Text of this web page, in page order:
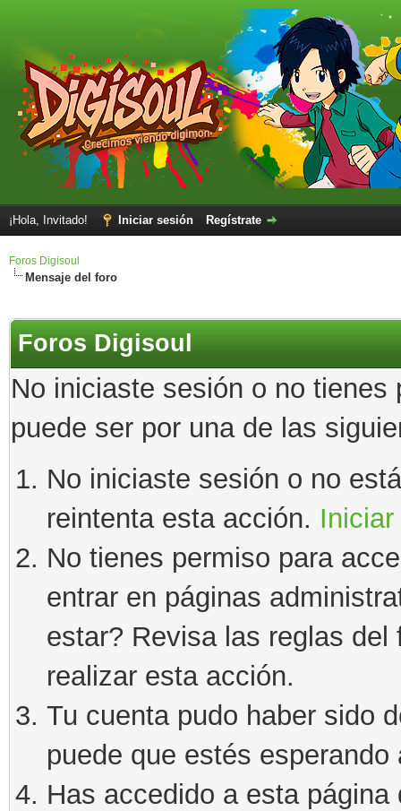
¡Hola, Invitado! Iniciar sesión Regístrate
Foros Digisoul
Mensaje del foro
Foros Digisoul
No iniciaste sesión o no
puede ser por una de las
No iniciaste sesión o no
reintenta esta acción.
No tienes permiso para
entrar en páginas
estar? Revisa las reglas
realizar esta acción.
Tu cuenta pudo haber sido
puede que estés esperando
Has accedido a esta